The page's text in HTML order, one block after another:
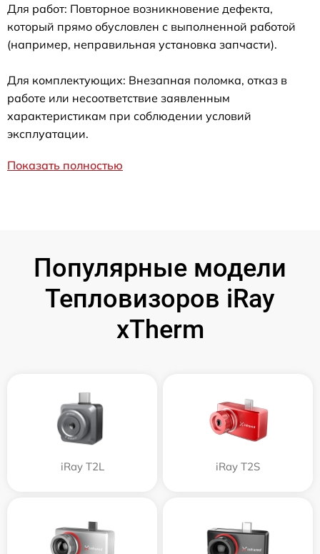
Для работ: Повторное возникновение дефекта,
который прямо обусловлен с выполненной работой
(например, неправильная установка запчасти).
Для комплектующих: Внезапная поломка, отказ в
работе или несоответствие заявленным
характеристикам при соблюдении условий
эксплуатации.
Показать полностью
Популярные модели
Тепловизоров iRay
xTherm
iRay T2L iRay T2S